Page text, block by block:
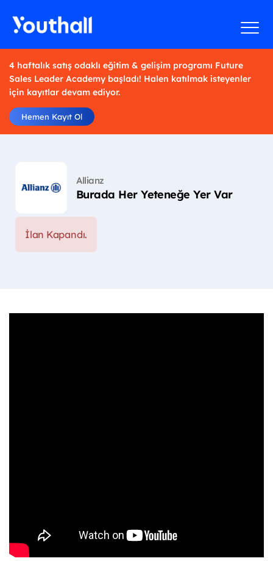
4 haftalık satış odaklı eğitim & gelişim programı Future
Sales Leader Academy başladı! Halen katılmak isteyenler
için kayıtlar devam ediyor.
Hemen Kayıt Ol
Allianz
Burada Her Yeteneğe Yer Var
İlan Kapandı.